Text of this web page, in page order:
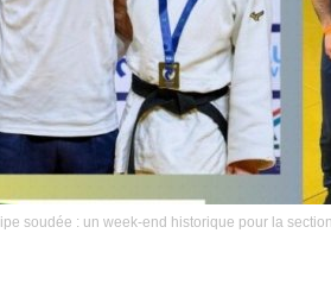
soudée : un week-end historique pour la